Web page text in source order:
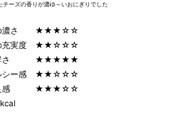
チーズの香りが濃ゆ～いおにぎりでした
濃さ ★★★☆☆
充実度 ★★☆☆☆
さ ★★★★★
シー感 ★★☆☆☆
感 ★★★☆☆